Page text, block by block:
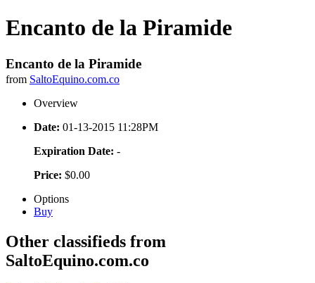
Encanto de la Piramide
Encanto de la Piramide
from SaltoEquino.com.co
Overview
Date: 01-13-2015 11:28PM
Expiration Date: -
Price: $0.00
Options
Buy
Other classifieds from
SaltoEquino.com.co